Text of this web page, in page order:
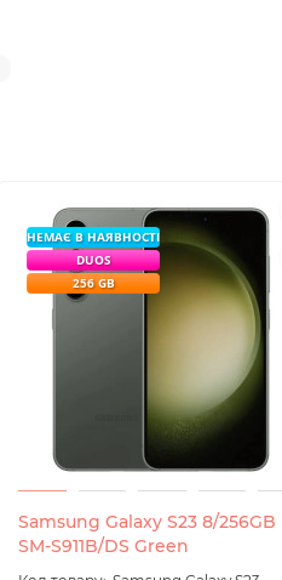
Samsung Galaxy S23 8/256GB
SM-S911B/DS Green
НЕМАЄ В НАЯВНОСТІ
DUOS
256 GB